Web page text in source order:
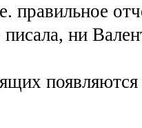
правильное
писала, ни